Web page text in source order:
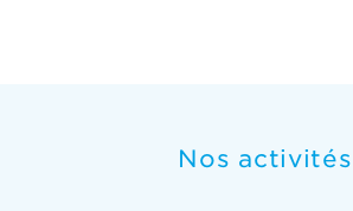
Nos activités